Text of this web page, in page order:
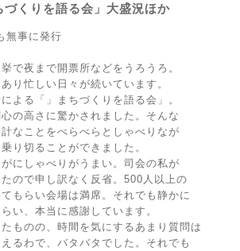
づくりを語る会」大盛況ほか
無事に発行
で夜まで開票所などをうろうろ。
り忙しい日々が続いています。
よる「」まちづくりを語る会」。
の高さに驚かされました。そんな
なことをべらべらとしゃべりなが
り切ることができました。
にしゃべりがうまい。司会の私が
ので申し訳なく反省。500人以上の
もらい会場は満席。それでも静かに
い、本当に感謝しています。
ものの、時間を気にするあまり質問は
るわで、バタバタでした。それでも